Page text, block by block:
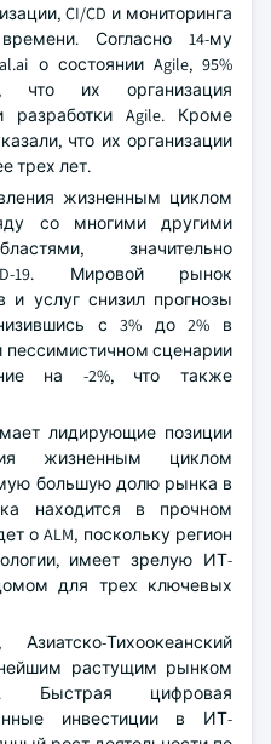
CI/CD и мониторинга
Согласно 14-му
о состоянии Agile, 95%
что их организация
разработки Agile. Кроме
что их организации
трех лет.
жизненным циклом
со многими другими
значительно
19. Мировой рынок
и услуг снизил прогнозы
с 3% до 2% в
сценарии
на -2%, что также
лидирующие позиции
жизненным циклом
большую долю рынка в
находится в прочном
о ALM, поскольку регион
имеет зрелую ИТ-
для трех ключевых
Тихоокеанский
растущим рынком
Быстрая цифровая
инвестиции в ИТ-